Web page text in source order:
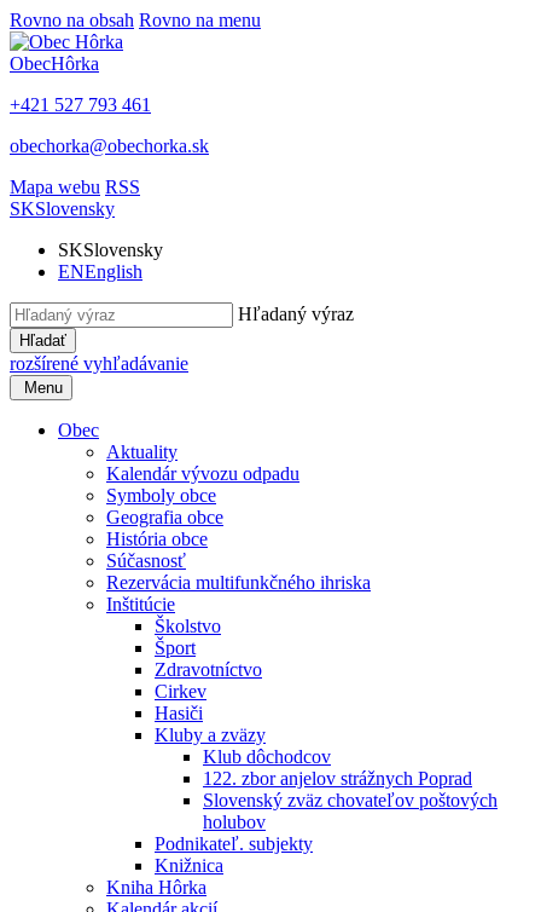
Rovno na obsah Rovno na menu
ObecHôrka
+421 527 793 461
obechorka@obechorka.sk
Mapa webu RSS
SKSlovensky
SKSlovensky
ENEnglish
Hľadaný výraz
Hľadať
rozšírené vyhľadávanie
Menu
Obec
Aktuality
Kalendár vývozu odpadu
Symboly obce
Geografia obce
História obce
Súčasnosť
Rezervácia multifunkčného ihriska
Inštitúcie
Školstvo
Šport
Zdravotníctvo
Cirkev
Hasiči
Kluby a zväzy
Klub dôchodcov
122. zbor anjelov strážnych Poprad
Slovenský zväz chovateľov poštových
holubov
Podnikateľ. subjekty
Knižnica
Kniha Hôrka